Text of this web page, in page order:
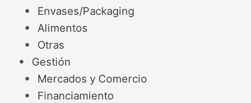
Envases/Packaging
Alimentos
Otras
Gestión
Mercados y Comercio
Financiamiento